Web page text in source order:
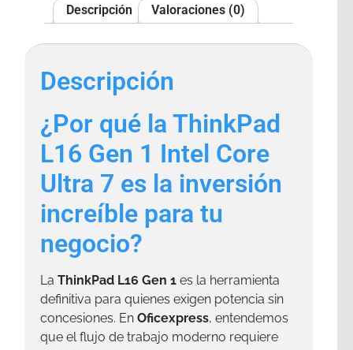
Descripción Valoraciones (0)
Descripción
¿Por qué la ThinkPad
L16 Gen 1 Intel Core
Ultra 7 es la inversión
increíble para tu
negocio?
La ThinkPad L16 Gen 1 es la herramienta
definitiva para quienes exigen potencia sin
concesiones. En Oficexpress, entendemos
que el flujo de trabajo moderno requiere